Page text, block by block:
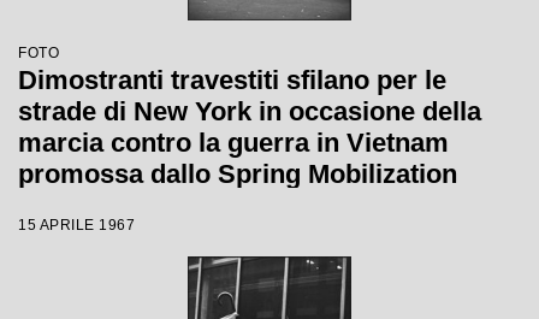
FOTO
Dimostranti travestiti sfilano per le
strade di New York in occasione della
marcia contro la guerra in Vietnam
promossa dallo Spring Mobilization
15 APRILE 1967